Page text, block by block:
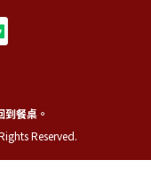
餐桌。
Reserved.